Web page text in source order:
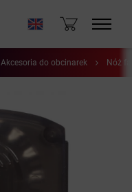
Akcesoria do obcinarek Nóż